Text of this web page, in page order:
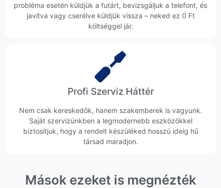
probléma esetén küldjük a futárt, bevizsgáljuk a telefont, és
javítva vagy cserélve küldjük vissza – neked ez 0 Ft
költséggel jár.
Profi Szerviz Háttér
Nem csak kereskedők, hanem szakemberek is vagyunk.
Saját szervizünkben a legmodernebb eszközökkel
biztosítjuk, hogy a rendelt készüléked hosszú ideig hű
társad maradjon.
Mások ezeket is megnézték